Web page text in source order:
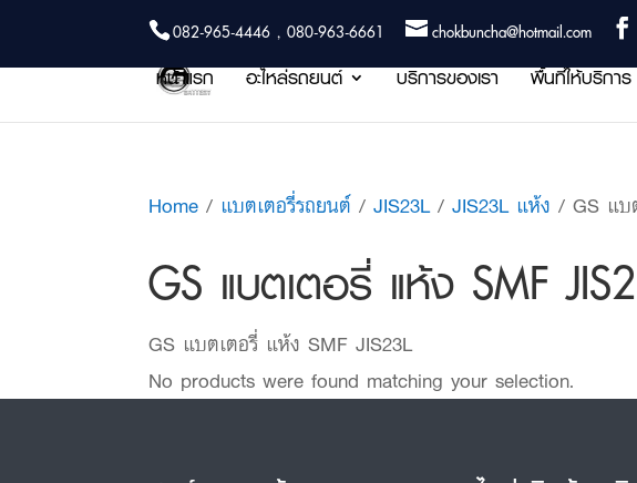
082-965-4446 , 080-963-6661
chokbuncha@hotmail.com
หน้าแรก อะไหล่รถยนต์ บริการของเรา พื้นที่ให้บริการ
Home / แบตเตอรี่รถยนต์ /JIS23L/JIS23L แห้ง / GS แบ
GS แบตเตอรี่ แห้ง SMF
GS แบตเตอรี่ แห้ง SMF JIS23L
No products were found matching your selection.